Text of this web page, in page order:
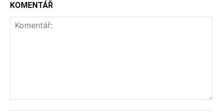
KOMENTÁŘ